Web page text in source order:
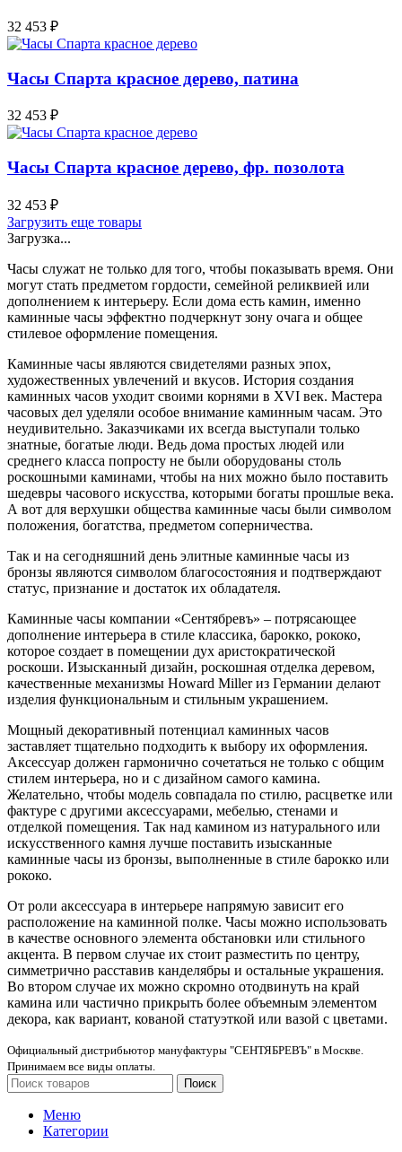
32 453 ₽
Часы Спарта красное дерево, патина
32 453 ₽
Часы Спарта красное дерево, фр. позолота
32 453 ₽
Загрузить еще товары
Загрузка...
Часы служат не только для того, чтобы показывать время. Они
могут стать предметом гордости, семейной реликвией или
дополнением к интерьеру. Если дома есть камин, именно
каминные часы эффектно подчеркнут зону очага и общее
стилевое оформление помещения.
Каминные часы являются свидетелями разных эпох,
художественных увлечений и вкусов. История создания
каминных часов уходит своими корнями в XVI век. Мастера
часовых дел уделяли особое внимание каминным часам. Это
неудивительно. Заказчиками их всегда выступали только
знатные, богатые люди. Ведь дома простых людей или
среднего класса попросту не были оборудованы столь
роскошными каминами, чтобы на них можно было поставить
шедевры часового искусства, которыми богаты прошлые века.
А вот для верхушки общества каминные часы были символом
положения, богатства, предметом соперничества.
Так и на сегодняшний день элитные каминные часы из
бронзы являются символом благосостояния и подтверждают
статус, признание и достаток их обладателя.
Каминные часы компании «Сентябревъ» – потрясающее
дополнение интерьера в стиле классика, барокко, рококо,
которое создает в помещении дух аристократической
роскоши. Изысканный дизайн, роскошная отделка деревом,
качественные механизмы Howard Miller из Германии делают
изделия функциональным и стильным украшением.
Мощный декоративный потенциал каминных часов
заставляет тщательно подходить к выбору их оформления.
Аксессуар должен гармонично сочетаться не только с общим
стилем интерьера, но и с дизайном самого камина.
Желательно, чтобы модель совпадала по стилю, расцветке или
фактуре с другими аксессуарами, мебелью, стенами и
отделкой помещения. Так над камином из натурального или
искусственного камня лучше поставить изысканные
каминные часы из бронзы, выполненные в стиле барокко или
рококо.
От роли аксессуара в интерьере напрямую зависит его
расположение на каминной полке. Часы можно использовать
в качестве основного элемента обстановки или стильного
акцента. В первом случае их стоит разместить по центру,
симметрично расставив канделябры и остальные украшения.
Во втором случае их можно скромно отодвинуть на край
камина или частично прикрыть более объемным элементом
декора, как вариант, кованой статуэткой или вазой с цветами.
Официальный дистрибьютор мануфактуры "СЕНТЯБРЕВЪ" в Москве.
Принимаем все виды оплаты.
Поиск
Меню
Категории